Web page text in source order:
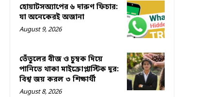
হোয়াটসঅ্যাপের ৬ দারুণ ফিচার:
যা অনেকেরই অজানা
August 9, 2026
তেঁতুলের বীজ ও চুম্বক দিয়ে
পানিতে থাকা মাইক্রোপ্লাস্টিক দূর:
বিশ্ব জয় করল ৩ শিক্ষার্থী
August 8, 2026